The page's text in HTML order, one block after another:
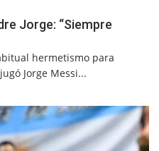
Jorge: “Siempre
hermetismo para
Jorge Messi...